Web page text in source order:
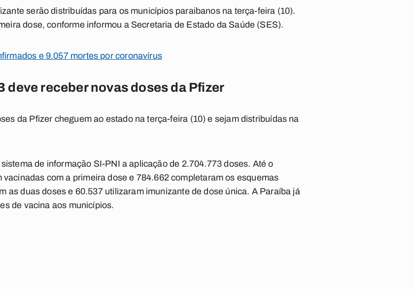
serão distribuídas para os municípios paraibanos na terça-feira (10).
dose, conforme informou a Secretaria de Estado da Saúde (SES).
e 9.057 mortes por coronavírus
deve receber novas doses da Pfizer
da Pfizer cheguem ao estado na terça-feira (10) e sejam distribuídas na
de informação SI-PNI a aplicação de 2.704.773 doses. Até o
com a primeira dose e 784.662 completaram os esquemas
as duas doses e 60.537 utilizaram imunizante de dose única. A Paraíba já
de vacina aos municípios.